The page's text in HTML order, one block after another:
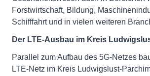
Forstwirtschaft, Bildung,
Schifffahrt und in vielen weiteren
Der LTE-Ausbau im Kreis
Parallel zum Aufbau des 5G-Netzes
LTE-Netz im Kreis Ludwigslust-